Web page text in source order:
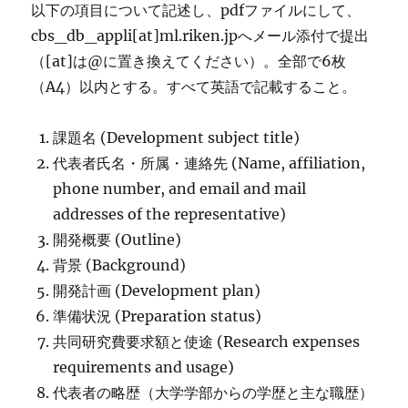
以下の項目について記述し、pdfファイルにして、
cbs_db_appli[at]ml.riken.jpへメール添付で提出
（[at]は@に置き換えてください）。全部で6枚
（A4）以内とする。すべて英語で記載すること。
課題名 (Development subject title)
代表者氏名・所属・連絡先 (Name, affiliation,
phone number, and email and mail
addresses of the representative)
開発概要 (Outline)
背景 (Background)
開発計画 (Development plan)
準備状況 (Preparation status)
共同研究費要求額と使途 (Research expenses
requirements and usage)
代表者の略歴（大学学部からの学歴と主な職歴）